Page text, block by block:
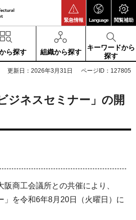
緊急情報 Language 閲覧補助
ら探す 組織から探す
キーワードから
探す
更新日：2026年3月31日 ページID：127805
ジネスセミナー」の開
商工会議所との共催により、
」を令和6年8月20日（火曜日）に